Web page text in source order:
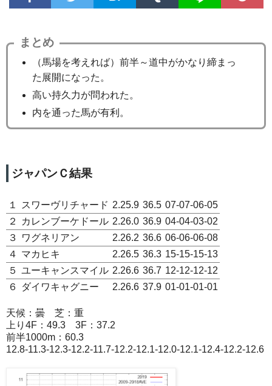
まとめ
（馬場を考えれば）前半～道中がかなり締まっ
た展開になった。
高い持久力が問われた。
内を通った馬が有利。
ジャパンＣ結果
１ スワーヴリチャード 2.25.9 36.5 07-07-06-05
２
カレンブーケドール 2.26.0 36.9 04-04-03-02
３
ワグネリアン 2.26.2 36.6 06-06-06-08
４ マカヒキ 2.26.5 36.3 15-15-15-13
５ ユーキャンスマイル 2.26.6 36.7 12-12-12-12
６
ダイワキャグニー 2.26.6 37.9 01-01-01-01
天候：曇 芝：重
上り4F：49.3 3F：37.2
前半1000m：60.3
12.8-11.3-12.3-12.2-11.7-12.2-12.1-12.0-12.1-12.4-12.2-12.6